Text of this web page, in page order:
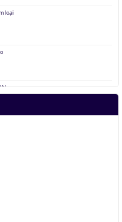
km/h
nhiên liệu